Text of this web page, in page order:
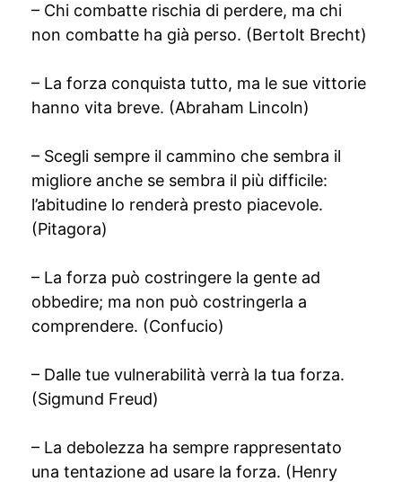
– Chi combatte rischia di perdere, ma chi
non combatte ha già perso. (Bertolt Brecht)
– La forza conquista tutto, ma le sue vittorie
hanno vita breve. (Abraham Lincoln)
– Scegli sempre il cammino che sembra il
migliore anche se sembra il più difficile:
l’abitudine lo renderà presto piacevole.
(Pitagora)
– La forza può costringere la gente ad
obbedire; ma non può costringerla a
comprendere. (Confucio)
– Dalle tue vulnerabilità verrà la tua forza.
(Sigmund Freud)
– La debolezza ha sempre rappresentato
una tentazione ad usare la forza. (Henry